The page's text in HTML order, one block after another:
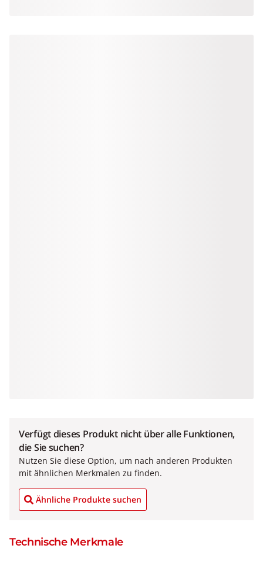
Verfügt dieses Produkt nicht über alle Funktionen,
die Sie suchen?
Nutzen Sie diese Option, um nach anderen Produkten
mit ähnlichen Merkmalen zu finden.
Ähnliche Produkte suchen
Technische Merkmale